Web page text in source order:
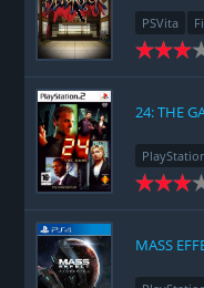
PSVita
24: THE
MASS